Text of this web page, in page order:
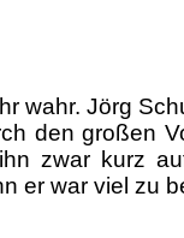
wahr. Jörg
den großen
zwar kurz
er war viel zu